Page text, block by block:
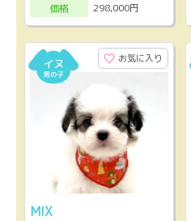
価格
298,000円
お気に入り
MIX